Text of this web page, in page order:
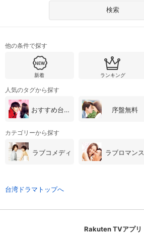
他の条件で探す
新着 ランキング
人気のタグから探す
おすすめ台湾・中国ドラマ 序盤無料
カテゴリーから探す
ラブコメディ ラブロマンス
台湾ドラマトップへ
Rakuten TVアプリ